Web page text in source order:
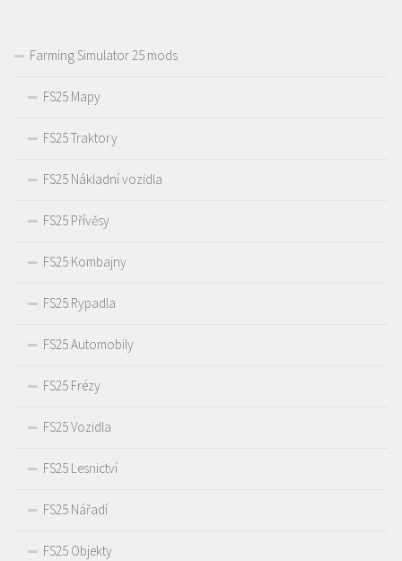
Farming Simulator 25 mods
FS25 Mapy
FS25 Traktory
FS25 Nákladní vozidla
FS25 Přívěsy
FS25 Kombajny
FS25 Rypadla
FS25 Automobily
FS25 Frézy
FS25 Vozidla
FS25 Lesnictví
FS25 Nářadí
FS25 Objekty